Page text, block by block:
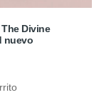
Divine
nuevo